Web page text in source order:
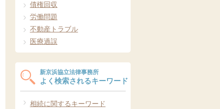
債権回収
労働問題
不動産トラブル
医療過誤
新京浜協立法律事務所
よく検索されるキーワード
相続に関するキーワード